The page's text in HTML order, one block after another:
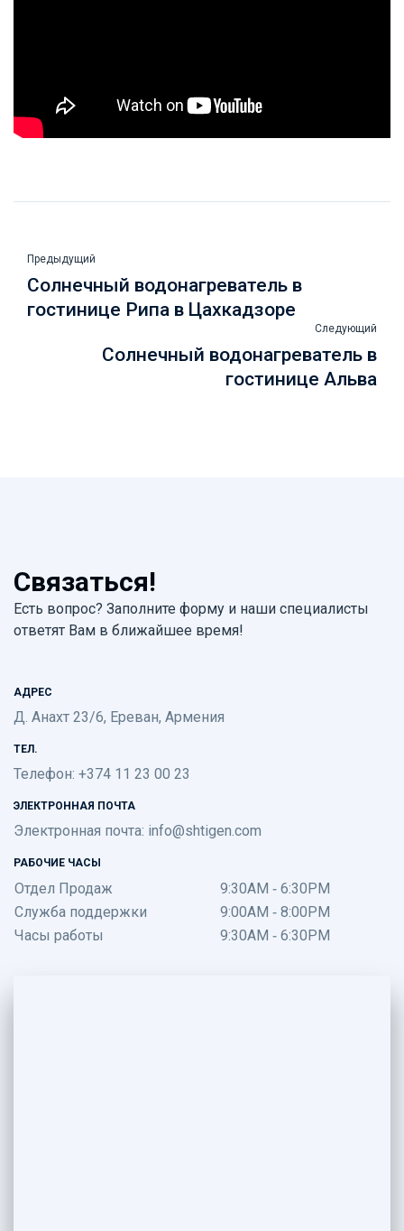
Предыдущий
Солнечный водонагреватель в
гостинице Рипа в Цахкадзоре
Следующий
Солнечный водонагреватель в
гостинице Альва
Связаться!
Есть вопрос? Заполните форму и наши специалисты
ответят Вам в ближайшее время!
АДРЕС
Д. Анахт 23/6, Ереван, Армения
ТЕЛ.
Телефон: +374 11 23 00 23
ЭЛЕКТРОННАЯ ПОЧТА
Электронная почта: info@shtigen.com
РАБОЧИЕ ЧАСЫ
Отдел Продаж
9:30AM - 6:30PM
Служба поддержки
9:00AM - 8:00PM
Часы работы
9:30AM - 6:30PM